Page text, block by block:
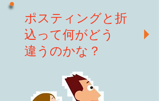
ポスティングと折
込って何がどう
違うのかな？